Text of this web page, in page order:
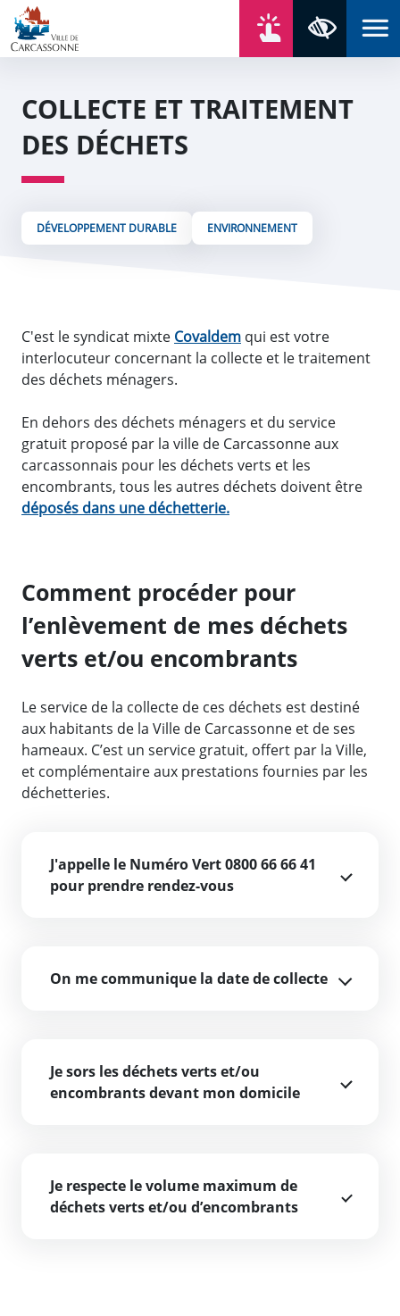
Aller au contenu
Aller au menu
Aller au plan du site
Aller à la recherche
COLLECTE ET TRAITEMENT
DES DÉCHETS
DÉVELOPPEMENT DURABLE ENVIRONNEMENT
C'est le syndicat mixte Covaldem qui est votre
interlocuteur concernant la collecte et le traitement
des déchets ménagers.
En dehors des déchets ménagers et du service
gratuit proposé par la ville de Carcassonne aux
carcassonnais pour les déchets verts et les
encombrants, tous les autres déchets doivent être
déposés dans une déchetterie.
Comment procéder pour
l’enlèvement de mes déchets
verts et/ou encombrants
Le service de la collecte de ces déchets est destiné
aux habitants de la Ville de Carcassonne et de ses
hameaux. C’est un service gratuit, offert par la Ville,
et complémentaire aux prestations fournies par les
déchetteries.
J'appelle le Numéro Vert 0800 66 66 41
pour prendre rendez-vous
On me communique la date de collecte
Je sors les déchets verts et/ou
encombrants devant mon domicile
Je respecte le volume maximum de
déchets verts et/ou d’encombrants
Panneau de gestion des cookies